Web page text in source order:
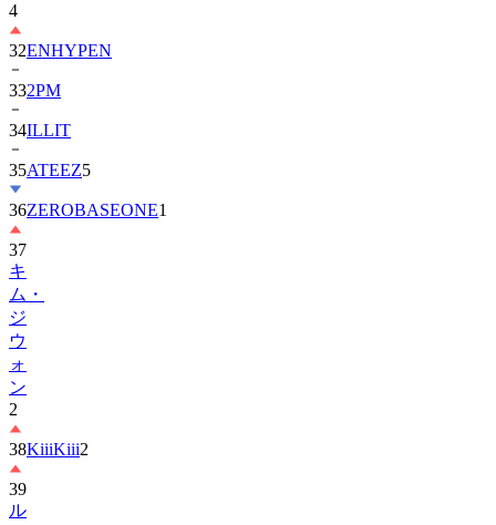
32
332PM
34ILLIT
35ATEEZ
36ZEROBASEONE
37
キ
ム・
ジ
ウ
ォ
ン
2
38
39
ル
セ
ラ